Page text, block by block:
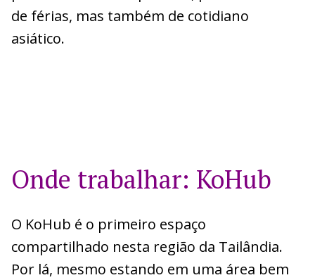
de férias, mas também de cotidiano
asiático.
Onde trabalhar: KoHub
O KoHub é o primeiro espaço
compartilhado nesta região da Tailândia.
Por lá, mesmo estando em uma área bem